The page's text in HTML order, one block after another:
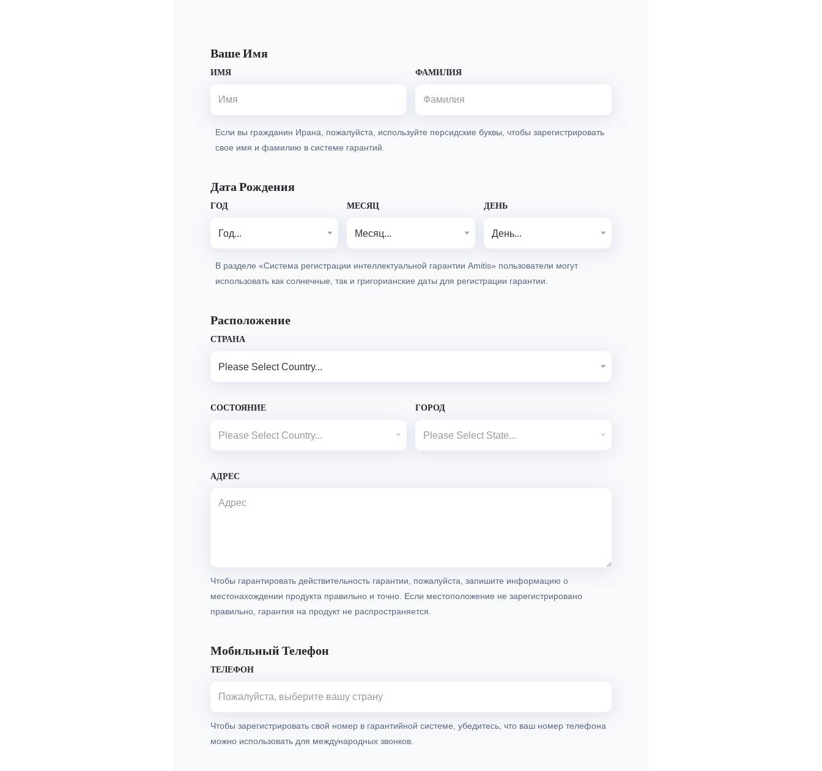
Ваше Имя
ИМЯ ФАМИЛИЯ
Если вы гражданин Ирана, пожалуйста, используйте персидские буквы, чтобы зарегистрировать
свое имя и фамилию в системе гарантий.
Дата Рождения
ГОД
Год...
МЕСЯЦ
Месяц...
ДЕНЬ
День...
В разделе «Система регистрации интеллектуальной гарантии Amitis» пользователи могут
использовать как солнечные, так и григорианские даты для регистрации гарантии.
Расположение
СТРАНА
Please Select Country...
СОСТОЯНИЕ
Please Select Country...
ГОРОД
Please Select State...
АДРЕС
Чтобы гарантировать действительность гарантии, пожалуйста, запишите информацию о
местонахождении продукта правильно и точно. Если местоположение не зарегистрировано
правильно, гарантия на продукт не распространяется.
Мобильный Телефон
ТЕЛЕФОН
Чтобы зарегистрировать свой номер в гарантийной системе, убедитесь, что ваш номер телефона
можно использовать для международных звонков.